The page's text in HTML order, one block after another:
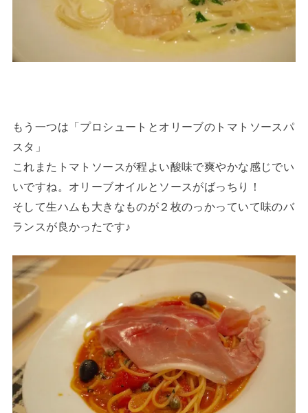
もう一つは「プロシュートとオリーブのトマトソースパ
スタ」
これまたトマトソースが程よい酸味で爽やかな感じでい
いですね。オリーブオイルとソースがばっちり！
そして生ハムも大きなものが２枚のっかっていて味のバ
ランスが良かったです♪